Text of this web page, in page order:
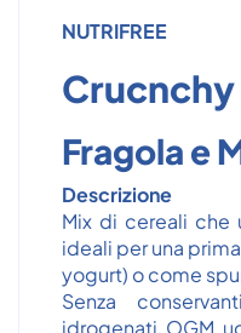
NUTRIFREE
Crucnchy
Fragola e
Descrizione
Mix di cereali che
ideali per una
yogurt) o come
Senza
idrogenati, OGM,